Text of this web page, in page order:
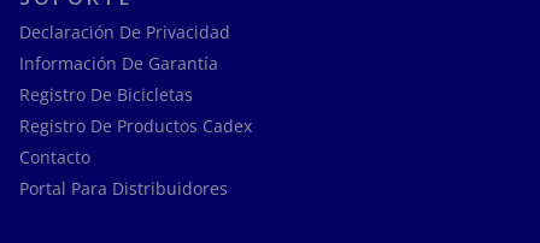
Declaración De Privacidad
Información De Garantía
Registro De Bicicletas
Registro De Productos Cadex
Contacto
Portal Para Distribuidores